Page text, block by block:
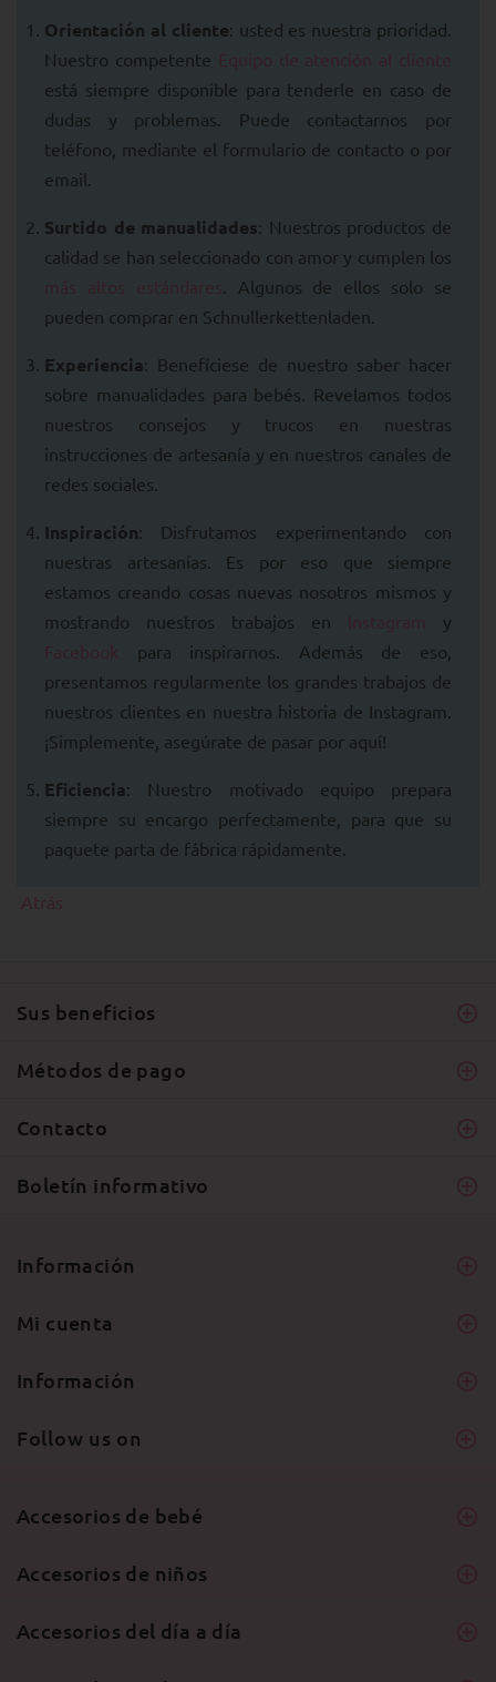
Orientación al cliente: usted es nuestra prioridad.
Nuestro competente
está siempre disponible para tenderle en caso de
dudas y problemas. Puede contactarnos por
teléfono, mediante el formulario de contacto o por
email.
Surtido de manualidades: Nuestros productos de
calidad se han seleccionado con amor y cumplen los
. Algunos de ellos solo se
pueden comprar en Schnullerkettenladen.
Experiencia: Benefíciese de nuestro saber hacer
sobre manualidades para bebés. Revelamos todos
nuestros consejos y trucos en nuestras
instrucciones de artesanía y en nuestros canales de
redes sociales.
Inspiración: Disfrutamos experimentando con
nuestras artesanías. Es por eso que siempre
estamos creando cosas nuevas nosotros mismos y
mostrando nuestros trabajos en
y
para inspirarnos. Además de eso,
presentamos regularmente los grandes trabajos de
nuestros clientes en nuestra historia de Instagram.
¡Simplemente, asegúrate de pasar por aquí!
Eficiencia: Nuestro motivado equipo prepara
siempre su encargo perfectamente, para que su
paquete parta de fábrica rápidamente.
Sus beneficios
Métodos de pago
Contacto
Boletín informativo
Información
Mi cuenta
Información
Follow us on
Accesorios de bebé
Accesorios de niños
Accesorios del día a día